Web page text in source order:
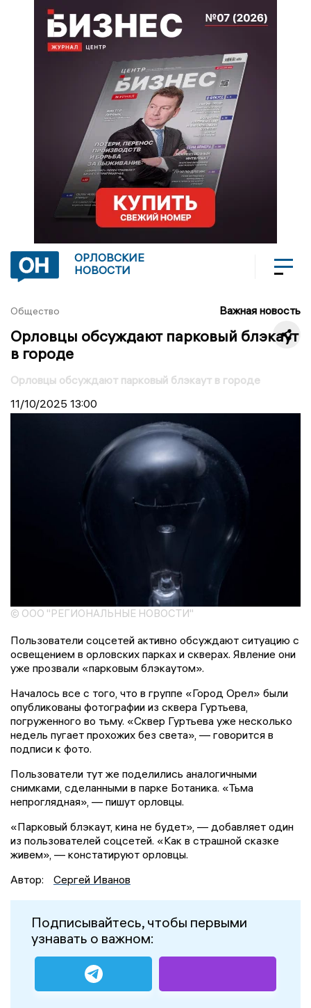
ОРЛОВСКИЕ
НОВОСТИ
Общество Важная новость
Орловцы обсуждают парковый блэкаут
в городе
Орловцы обсуждают парковый блэкаут в городе
11/10/2025 13:00
© ООО "РЕГИОНАЛЬНЫЕ НОВОСТИ"
Пользователи соцсетей активно обсуждают ситуацию с
освещением в орловских парках и скверах. Явление они
уже прозвали «парковым блэкаутом».
Началось все с того, что в группе «Город Орел» были
опубликованы фотографии из сквера Гуртьева,
погруженного во тьму. «Сквер Гуртьева уже несколько
недель пугает прохожих без света», — говорится в
подписи к фото.
Пользователи тут же поделились аналогичными
снимками, сделанными в парке Ботаника. «Тьма
непроглядная», — пишут орловцы.
«Парковый блэкаут, кина не будет», — добавляет один
из пользователей соцсетей. «Как в страшной сказке
живем», — констатируют орловцы.
Автор:
Сергей Иванов
Подписывайтесь, чтобы первыми
узнавать о важном: